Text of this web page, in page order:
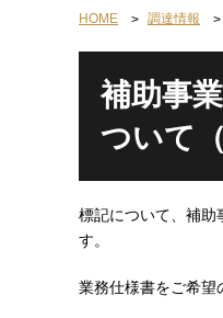
HOME 調達情報
補助事
ついて
標記について、補助
す。
業務仕様書をご希望